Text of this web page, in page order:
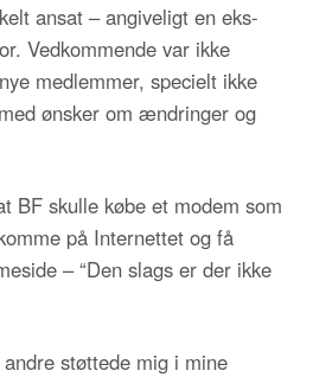
ansat – angiveligt en eks-
Vedkommende var ikke
medlemmer, specielt ikke
ønsker om ændringer og
BF skulle købe et modem som
på Internettet og få
– “Den slags er der ikke
støttede mig i mine